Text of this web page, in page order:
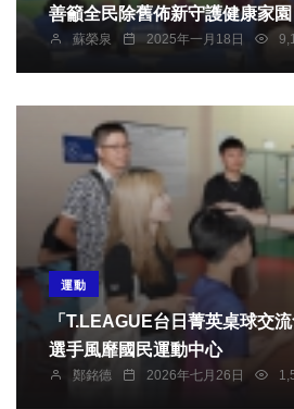
善籲全民除舊佈新守護健康家園
蘇榮泉 2025年一月18日
運動
「T.LEAGUE台日菁英桌球交流會
選手風靡國民運動中心
鄭銘德 2026年七月26日